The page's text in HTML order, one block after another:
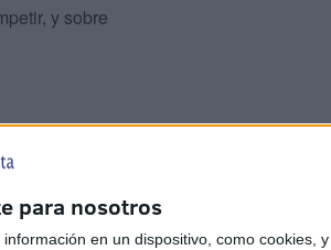
para nosotros
en un dispositivo, como cookies, y
y sobre
infantil, y